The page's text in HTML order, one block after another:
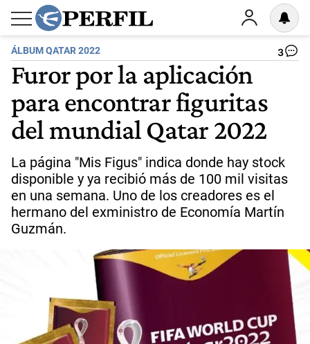
ÁLBUM QATAR 2022 3
Furor por la aplicación
para encontrar figuritas
del mundial Qatar 2022
La página "Mis Figus" indica donde hay stock
disponible y ya recibió más de 100 mil visitas
en una semana. Uno de los creadores es el
hermano del exministro de Economía Martín
Guzmán.